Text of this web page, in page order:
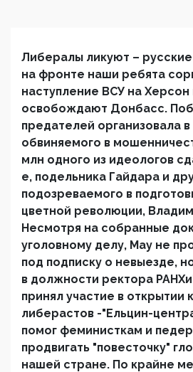
Либералы ликуют –
на фронте наши ребята
наступление ВСУ на Херсон
освобождают Донбасс.
предателей организовала
обвиняемого в
млн одного из идеологов
е, подельника Гайдара и
подозреваемого в
цветной революции,
Несмотря на собранные
уголовному делу, Мау не
под подписку о невыезде,
в должности ректора
принял участие в открытии
либерастов -"Ельцин-
помог феминисткам и
продвигать "повесточку"
нашей стране. По крайне